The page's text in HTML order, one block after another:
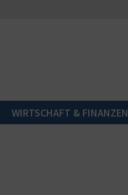
WIRTSCHAFT & FINANZEN